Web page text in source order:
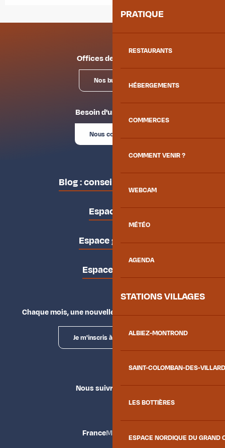
PRATIQUE
RESTAURANTS
HÉBERGEMENTS
COMMERCES
COMMENT VENIR ?
WEBCAM
MÉTÉO
AGENDA
STATIONS VILLAGES
ALBIEZ-MONTROND
SAINT-COLOMBAN-DES-
LES BOTTIÈRES
ESPACE NORDIQUE DU GRAND
Offices de tourisme
Nos bureaux
Besoin d'un conseil ?
Nous contacter
Blog : conseils des locaux
Espace pro
Espace groupes
Espace presse
Chaque mois, une nouvelle façon d'explorer la vallée.
Je m'inscris à la newsletter
Nous suivre
FranceMaurienne